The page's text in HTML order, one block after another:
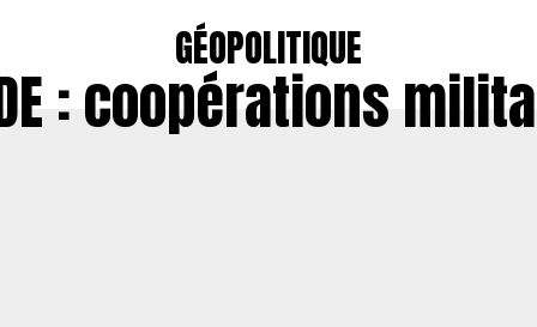
GÉOPOLITIQUE
: coopérations